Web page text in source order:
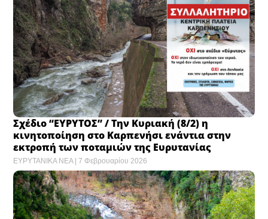
Σχέδιο “ΕΥΡΥΤΟΣ” / Την Κυριακή (8/2) η
κινητοποίηση στο Καρπενήσι ενάντια στην
εκτροπή των ποταμιών της Ευρυτανίας
ΕΥΡΥΤΑΝΙΚΑ ΝΕΑ 7 Φεβρουαρίου 2026